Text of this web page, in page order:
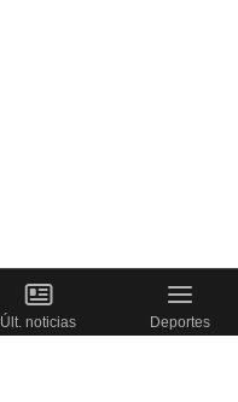
Últ. noticias Deportes